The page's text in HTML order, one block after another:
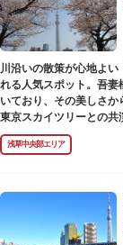
江戸文化発祥の地といわ
に名所・旧跡があります
江戸文化の面影を偲んで
御利益にあやかりながら
しょう。
川沿いの散策が心地よ
れる人気スポット。吾
いており、その美しさか
東京スカイツリーとの共
「逆さスカイツリー」と
夜桜がライトアップされ
力のひとつ。屋形船や
浅草中央部エリア